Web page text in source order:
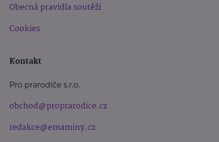
Obecná pravidla soutěží
Cookies
Kontakt
Pro prarodiče s.r.o.
obchod@proprarodice.cz
redakce@emaminy.cz